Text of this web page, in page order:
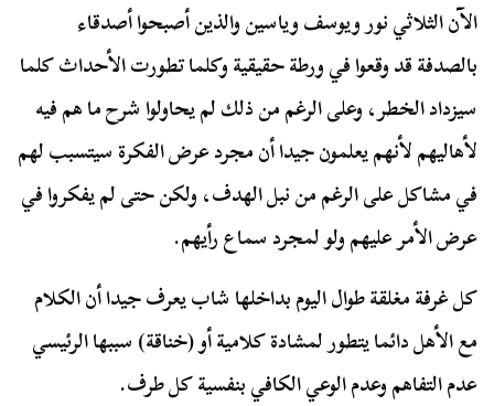
الآن الثلاثي نور ويوسف وياسين والذين أصبحوا أصدقاء
بالصدفة قد وقعوا في ورطة حقيقية وكلما تطورت الأحداث كلما
سيزداد الخطر، وعلى الرغم من ذلك لم يحاولوا شرح ما هم فيه
لأهاليهم لأنهم يعلمون جيدا أن مجرد عرض الفكرة سيتسبب لهم
في مشاكل على الرغم من نبل الهدف، ولكن حتى لم يفكروا في
عرض الأمر عليهم ولو لمجرد سماع رأيهم.
كل غرفة مغلقة طوال اليوم بداخلها شاب يعرف جيدا أن الكلام
مع الأهل دائما يتطور لمشادة كلامية أو (خناقة) سببها الرئيسي
عدم التفاهم وعدم الوعي الكافي بنفسية كل طرف.